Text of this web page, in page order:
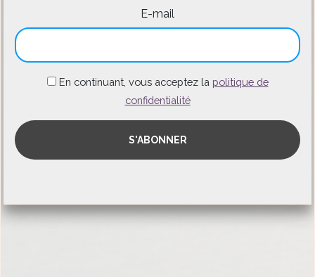
E-mail
En continuant, vous acceptez la politique de
confidentialité